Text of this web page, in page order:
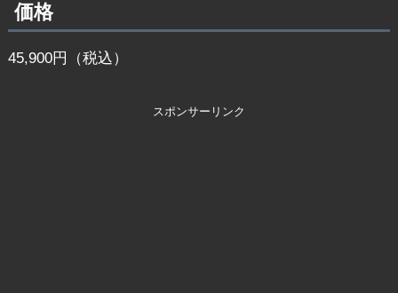
価格
45,900円（税込）
スポンサーリンク